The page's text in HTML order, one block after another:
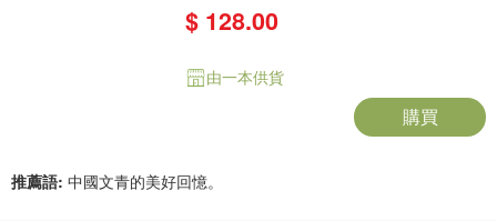
$ 128.00
由一本供貨
購買
推薦語: 中國文青的美好回憶。